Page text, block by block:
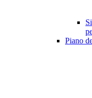
Piano